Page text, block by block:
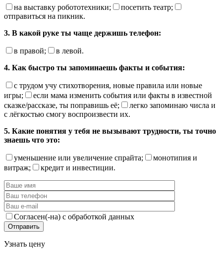
на выставку робототехники;
посетить театр;
отправиться на пикник.
3. В какой руке ты чаще держишь телефон:
в правой;
в левой.
4. Как быстро ты запоминаешь факты и события:
с трудом учу стихотворения, новые правила или новые
игры;
если мама изменить события или факты в известной
сказке/рассказе, ты поправишь её;
легко запоминаю числа и
с лёгкостью смогу воспроизвести их.
5. Какие понятия у тебя не вызывают трудности, ты точно
знаешь что это:
уменьшение или увеличение спрайта;
монотипия и
витраж;
кредит и инвестиции.
Согласен(-на) с обработкой данных
Узнать цену